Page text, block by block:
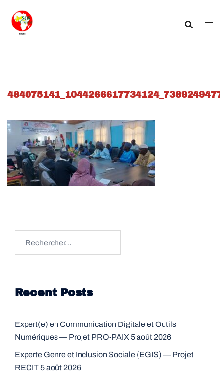
contenu
Recent Posts
Expert(e) en Communication Digitale et Outils
Numériques — Projet PRO-PAIX 5 août 2026
Experte Genre et Inclusion Sociale (EGIS) — Projet
RECIT 5 août 2026